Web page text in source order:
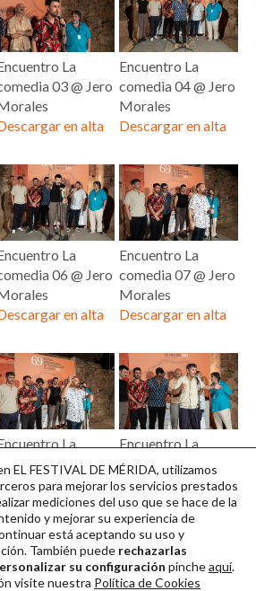
La
03 @ Jero
en alta
Encuentro La
comedia 04 @ Jero
Morales
Descargar en alta
La
06 @ Jero
en alta
Encuentro La
comedia 07 @ Jero
Morales
Descargar en alta
La
comedia 09 @ Jero
en alta
Encuentro La
comedia 02 @ Jero
Morales
Descargar en alta
EL FESTIVAL DE MÉRIDA, utilizamos
para mejorar los servicios prestados
mediciones del uso que se hace de la
y mejorar su experiencia de
está aceptando su uso y
También puede rechazarlas
su configuración pincheaquí.
visite nuestra Política de Cookies